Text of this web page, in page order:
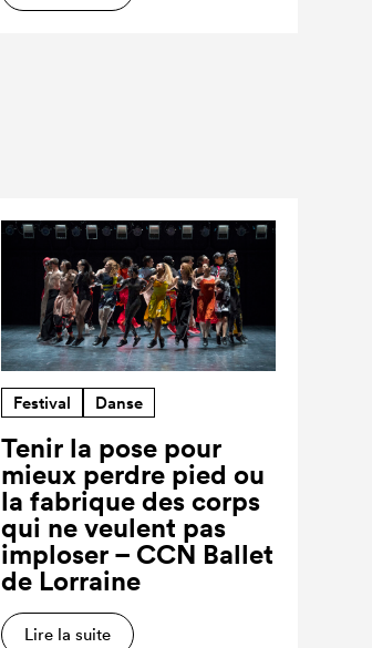
Festival Danse
Tenir la pose pour
mieux perdre pied ou
la fabrique des corps
qui ne veulent pas
imploser – CCN Ballet
de Lorraine
Lire la suite